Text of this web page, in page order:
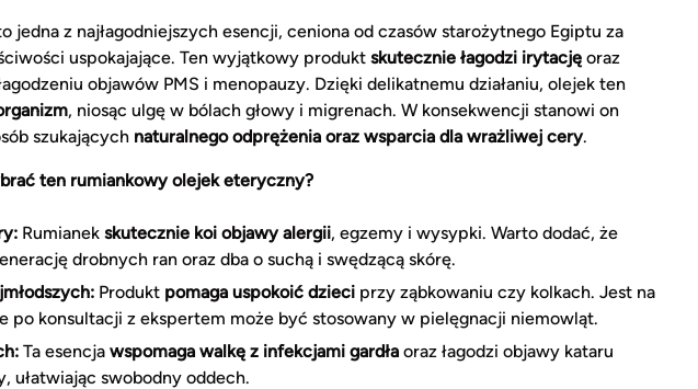
jedna z najłagodniejszych esencji, ceniona od czasów starożytnego Egiptu za
uspokajające. Ten wyjątkowy produkt skutecznie łagodzi irytację oraz
objawów PMS i menopauzy. Dzięki delikatnemu działaniu, olejek ten
, niosąc ulgę w bólach głowy i migrenach. W konsekwencji stanowi on
szukających naturalnego odprężenia oraz wsparcia dla wrażliwej cery.
ten rumiankowy olejek eteryczny?
Rumianek skutecznie koi objawy alergii, egzemy i wysypki. Warto dodać, że
drobnych ran oraz dba o suchą i swędzącą skórę.
Produkt pomaga uspokoić dzieci przy ząbkowaniu czy kolkach. Jest na
po konsultacji z ekspertem może być stosowany w pielęgnacji niemowląt.
Ta esencja wspomaga walkę z infekcjami gardła oraz łagodzi objawy kataru
ułatwiając swobodny oddech.